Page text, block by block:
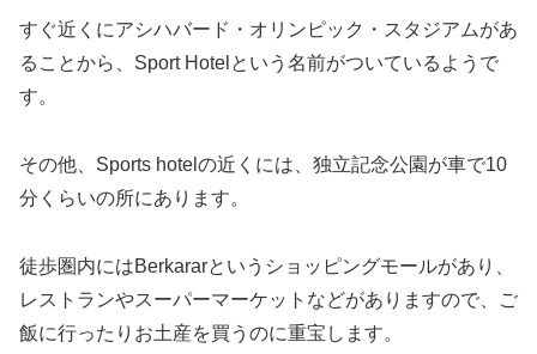
すぐ近くにアシハバード・オリンピック・スタジアムがあ
ることから、Sport Hotelという名前がついているようで
す。
その他、Sports hotelの近くには、独立記念公園が車で10
分くらいの所にあります。
徒歩圏内にはBerkararというショッピングモールがあり、
レストランやスーパーマーケットなどがありますので、ご
飯に行ったりお土産を買うのに重宝します。